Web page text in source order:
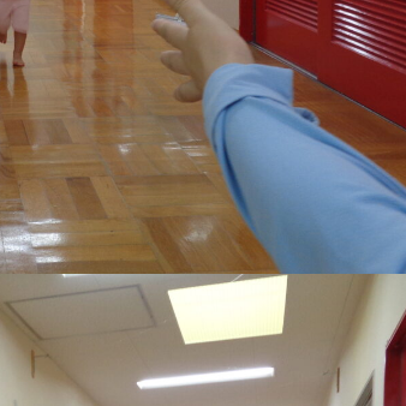
園児募集要項
美⽊多チコス
美⽊多チコスについて
美⽊多チコスブログ